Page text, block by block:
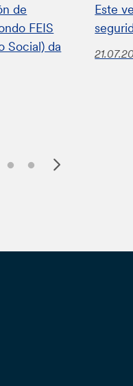
de
FEIS
Social) da
Este